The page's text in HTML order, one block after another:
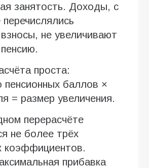
занятость. Доходы, с
не увеличивают
проста:
пенсионных баллов ×
= размер увеличения.
перерасчёте
не более трёх
коэффициентов.
прибавка